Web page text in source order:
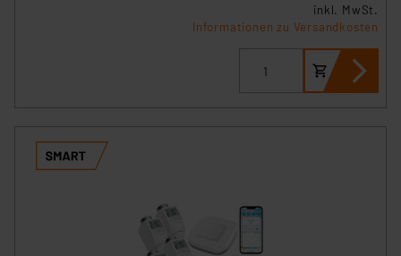
inkl. MwSt.
Informationen zu Versandkosten